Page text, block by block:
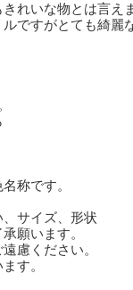
れいな物とは言え
ですがとても綺麗
称です。
サイズ、形状
願います。
慮ください。
す。